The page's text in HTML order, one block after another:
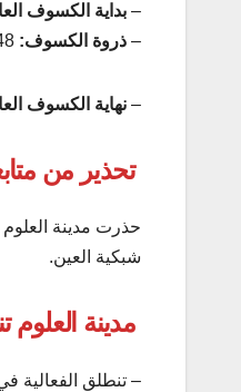
– بداية الكسوف
– ذروة الكسوف:
– نهاية الكسوف
تحذير من
حذرت مدينة
شبكية العين.
مدينة